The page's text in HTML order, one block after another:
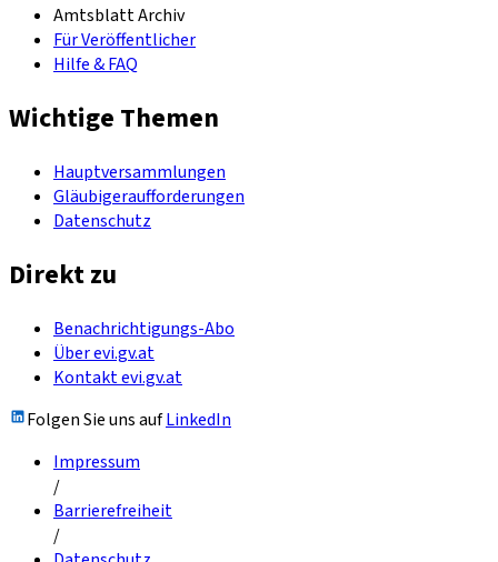
Amtsblatt Archiv
Für Veröffentlicher
Hilfe & FAQ
Wichtige Themen
Hauptversammlungen
Gläubigeraufforderungen
Datenschutz
Direkt zu
Benachrichtigungs-Abo
Über evi.gv.at
Kontakt evi.gv.at
Folgen Sie uns aufLinkedIn
Impressum
/
Barrierefreiheit
/